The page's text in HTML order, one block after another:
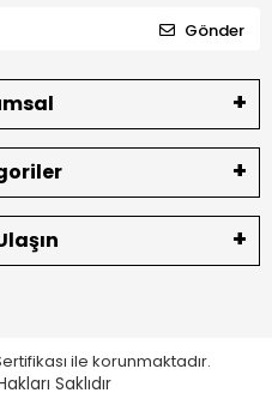
Gönder
ile korunmaktadır.
Saklıdır